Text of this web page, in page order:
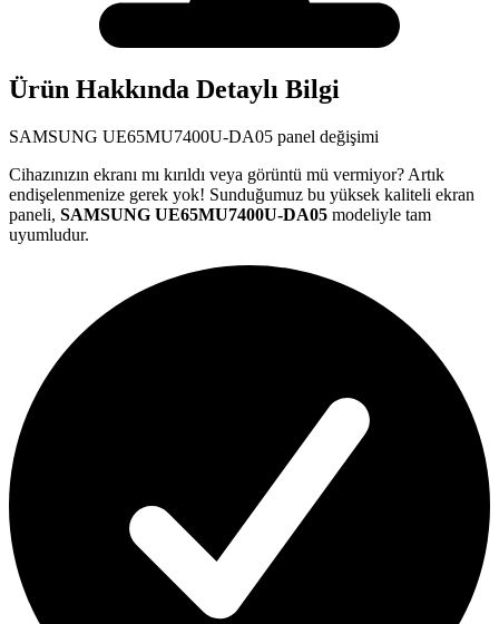
Ürün Hakkında Detaylı Bilgi
SAMSUNG UE65MU7400U-DA05 panel değişimi
Cihazınızın ekranı mı kırıldı veya görüntü mü vermiyor? Artık
endişelenmenize gerek yok! Sunduğumuz bu yüksek kaliteli ekran
paneli, SAMSUNG UE65MU7400U-DA05 modeliyle tam
uyumludur.